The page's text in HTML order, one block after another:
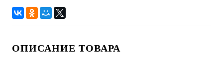
ОПИСАНИЕ ТОВАРА